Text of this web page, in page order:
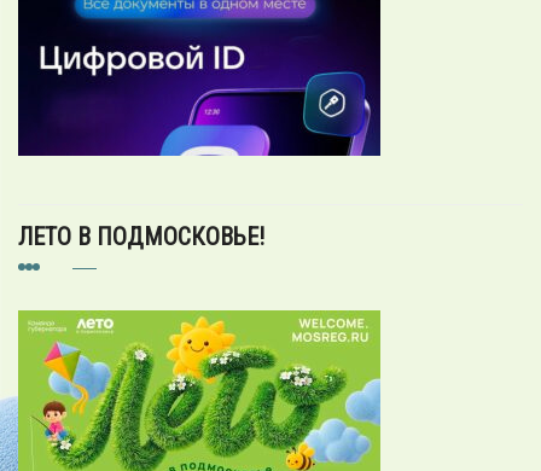
ЛЕТО В ПОДМОСКОВЬЕ!